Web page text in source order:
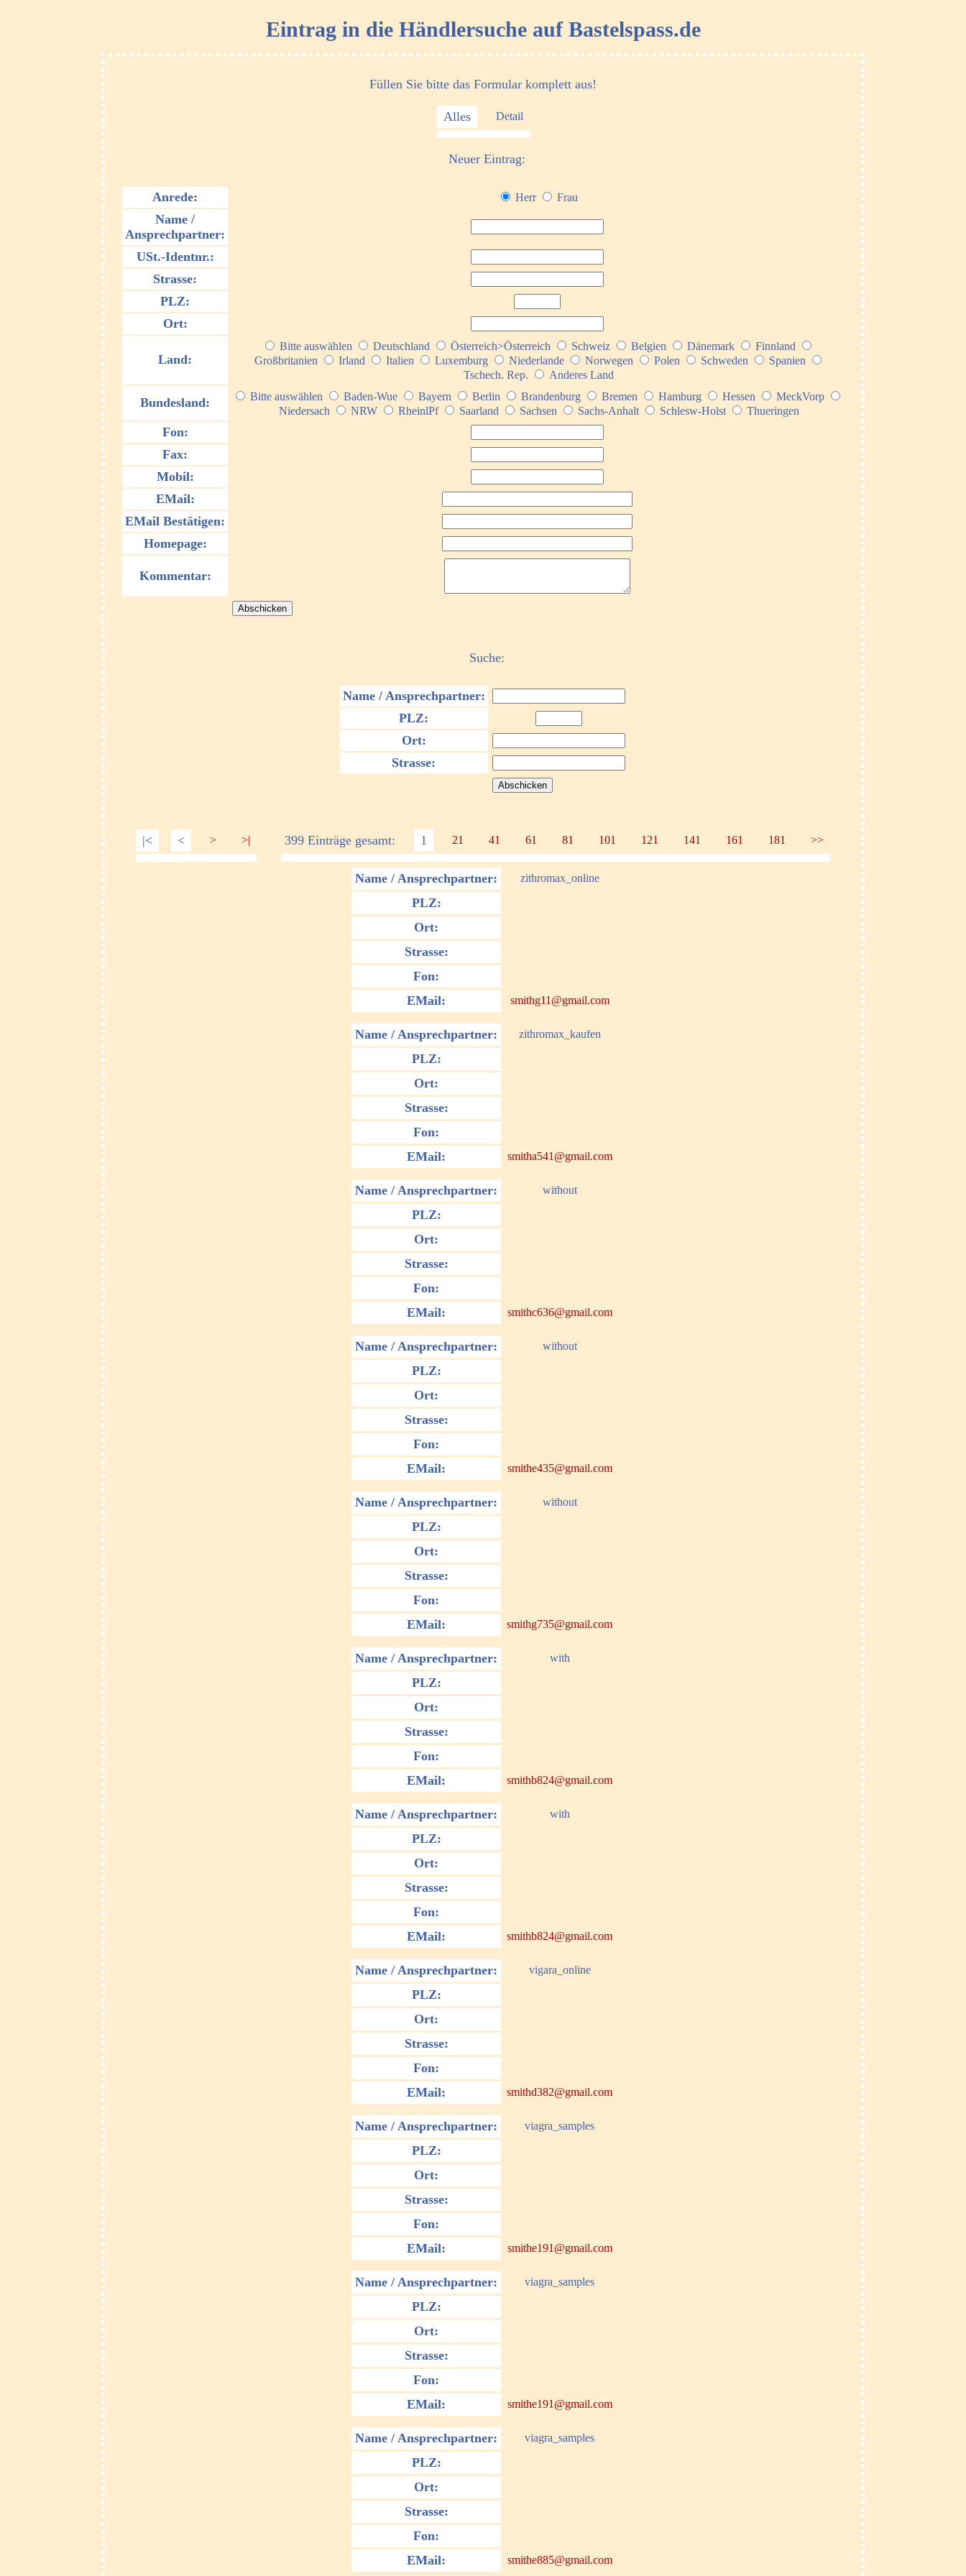
Eintrag in die Händlersuche auf Bastelspass.de
Füllen Sie bitte das Formular komplett aus!
Alles Detail
Neuer Eintrag:
Anrede: Herr Frau
Name /
Ansprechpartner:
USt.-Identnr.:
Strasse:
PLZ:
Ort:
Land:
Bitte auswählen Deutschland Österreich>Österreich Schweiz Belgien Dänemark
Finnland
Großbritanien
Irland Italien Luxemburg Niederlande Norwegen Polen Schweden
Spanien
Tschech. Rep.
Anderes Land
Bundesland: Bitte auswählen Baden-Wue Bayern Berlin Brandenburg Bremen Hamburg Hessen
MeckVorp
Niedersach
NRW RheinlPf Saarland Sachsen Sachs-Anhalt Schlesw-Holst Thueringen
Fon:
Fax:
Mobil:
EMail:
EMail Bestätigen:
Homepage:
Kommentar:
Suche:
Name / Ansprechpartner:
PLZ:
Ort:
Strasse:
|< < > >| 399 Einträge gesamt: 1 21 41 61 81 101 121 141 161 181 >>
Name / Ansprechpartner: zithromax_online
PLZ:
Ort:
Strasse:
Fon:
EMail:
smithg11@gmail.com
Name / Ansprechpartner: zithromax_kaufen
PLZ:
Ort:
Strasse:
Fon:
EMail:
smitha541@gmail.com
Name / Ansprechpartner: without
PLZ:
Ort:
Strasse:
Fon:
EMail:
smithc636@gmail.com
Name / Ansprechpartner: without
PLZ:
Ort:
Strasse:
Fon:
EMail:
smithe435@gmail.com
Name / Ansprechpartner: without
PLZ:
Ort:
Strasse:
Fon:
EMail:
smithg735@gmail.com
Name / Ansprechpartner: with
PLZ:
Ort:
Strasse:
Fon:
EMail:
smithb824@gmail.com
Name / Ansprechpartner: with
PLZ:
Ort:
Strasse:
Fon:
EMail:
smithb824@gmail.com
Name / Ansprechpartner: vigara_online
PLZ:
Ort:
Strasse:
Fon:
EMail:
smithd382@gmail.com
Name / Ansprechpartner: viagra_samples
PLZ:
Ort:
Strasse:
Fon:
EMail:
smithe191@gmail.com
Name / Ansprechpartner: viagra_samples
PLZ:
Ort:
Strasse:
Fon:
EMail:
smithe191@gmail.com
Name / Ansprechpartner: viagra_samples
PLZ:
Ort:
Strasse:
Fon:
EMail:
smithe885@gmail.com